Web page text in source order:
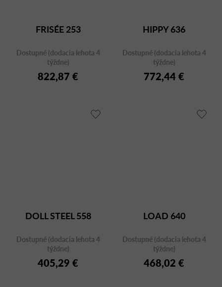
FRISÉE 253
Dostupné (dodacia lehota 4
týždne)
822,87 €
HIPPY 636
Dostupné (dodacia lehota 4
týždne)
772,44 €
DOLL STEEL 558
Dostupné (dodacia lehota 4
týždne)
405,29 €
LOAD 640
Dostupné (dodacia lehota 4
týždne)
468,02 €